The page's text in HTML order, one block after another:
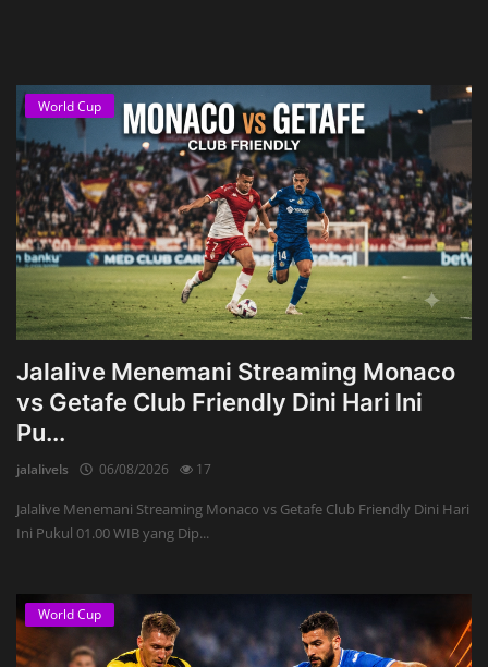
World Cup
Jalalive Menemani Streaming Monaco
vs Getafe Club Friendly Dini Hari Ini
Pu...
jalalivels 06/08/2026 17
Jalalive Menemani Streaming Monaco vs Getafe Club Friendly Dini Hari
Ini Pukul 01.00 WIB yang Dip...
World Cup